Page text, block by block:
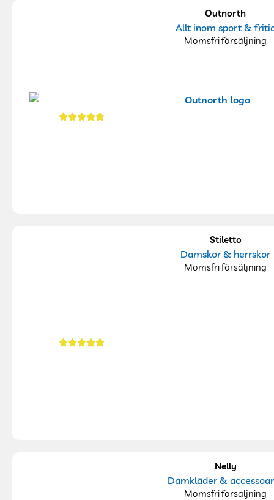
Outnorth
Allt inom sport &
Momsfri försäljning
Stiletto
Damskor & herrskor
Momsfri försäljning
Nelly
Damkläder &
Momsfri försäljning